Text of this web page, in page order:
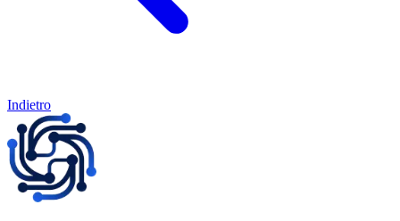
Indietro